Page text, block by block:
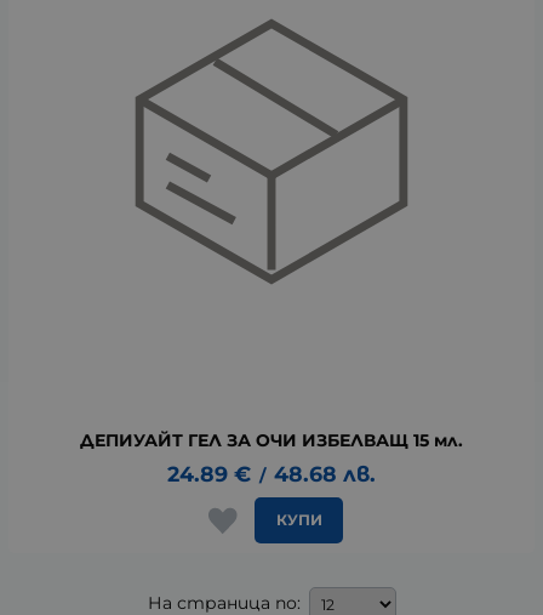
ДЕПИУАЙТ ГЕЛ ЗА ОЧИ ИЗБЕЛВАЩ 15 мл.
24.89 € / 48.68 лв.
КУПИ
На страница по: